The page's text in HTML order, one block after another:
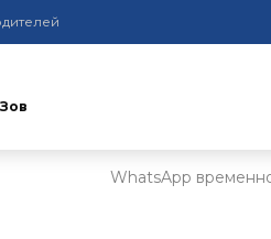
WhatsApp